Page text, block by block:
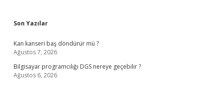
Sidebar
Son Yazılar
Kan kanseri baş döndürür mü ?
Ağustos 7, 2026
Bilgisayar programcılığı DGS nereye geçebilir ?
Ağustos 6, 2026